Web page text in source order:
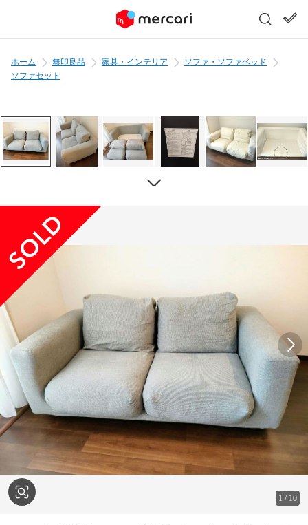
ホーム 無印良品 家具・インテリア
ソファ・ソファベッド
ソファセット
1 / 10